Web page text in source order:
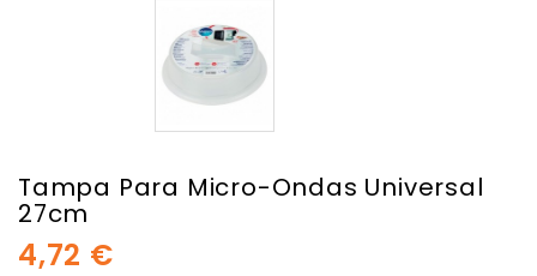
Tampa Para Micro-Ondas Universal
27cm
4,72 €